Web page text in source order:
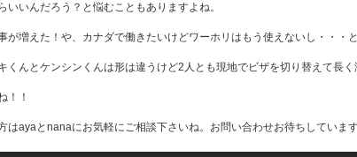
いんだろう？と悩むこともありますよね。
が増えた！や、カナダで働きたいけどワーホリはもう使えないし・・
くんとケンシンくんは形は違うけど2人とも現地でビザを切り替えて長
！！
はayaとnanaにお気軽にご相談下さいね。お問い合わせお待ちしています